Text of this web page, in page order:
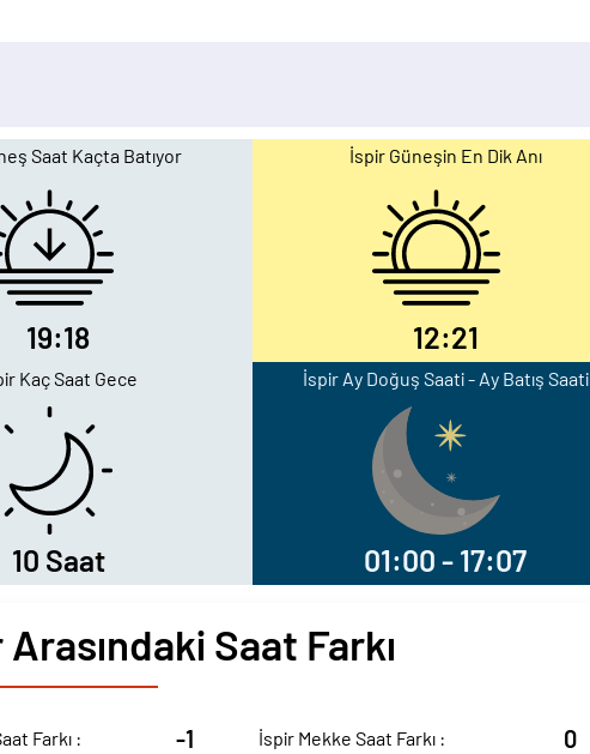
Saat Kaçta Batıyor
19:18
İspir Güneşin En Dik Anı
12:21
Kaç Saat Gece
10 Saat
İspir Ay Doğuş Saati - Ay Batış Saati
01:00 - 17:07
Saat Farkı
Farkı : -1 İspir Mekke Saat Farkı : 0